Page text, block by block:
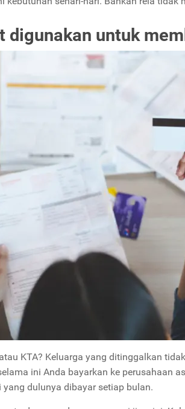
digunakan untuk
KTA? Keluarga yang ditinggalkan
ini Anda bayarkan ke perusahaan
dulunya dibayar setiap bulan.